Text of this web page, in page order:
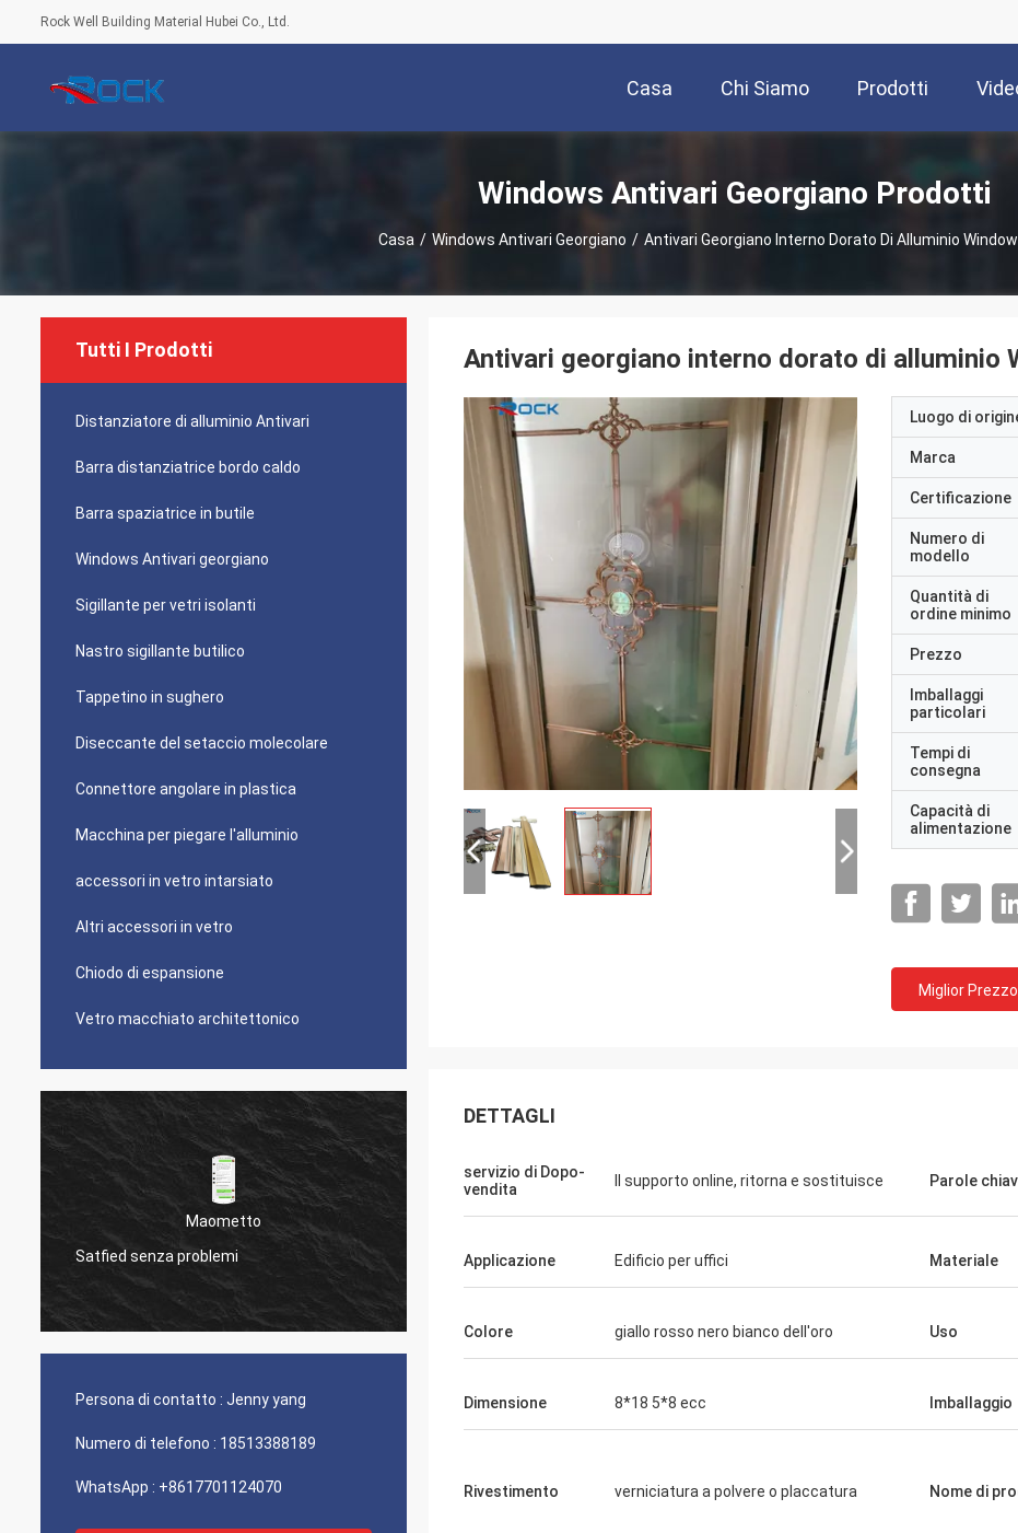
Rock Well Building Material Hubei Co., Ltd.
Casa Chi Siamo Prodotti
Windows Antivari Georgiano Prodotti
Casa / Windows Antivari Georgiano / Antivari Georgiano Interno Dorato Di Alluminio
Tutti I Prodotti
Distanziatore di alluminio Antivari
Barra distanziatrice bordo caldo
Barra spaziatrice in butile
Windows Antivari georgiano
Sigillante per vetri isolanti
Nastro sigillante butilico
Tappetino in sughero
Diseccante del setaccio molecolare
Connettore angolare in plastica
Macchina per piegare l'alluminio
accessori in vetro intarsiato
Altri accessori in vetro
Chiodo di espansione
Vetro macchiato architettonico
Maometto
Satfied senza problemi
Eric
Il tuo prodotto è perfetto
Persona di contatto : Jenny yang
Numero di telefono : 18513388189
WhatsApp : +8617701124070
Antivari georgiano interno dorato di alluminio
Luogo di
Marca
Certificazione
Numero di
modello
Quantità di
ordine minimo
Prezzo
Imballaggi
particolari
Tempi di
consegna
Capacità di
alimentazione
Miglior Prezzo
DETTAGLI
servizio di Dopo-
vendita
Il supporto online, ritorna e sostituisce Parole
Applicazione Edificio per uffici Materiale
Colore giallo rosso nero bianco dell'oro Uso
Dimensione 8*18 5*8 ecc Imballaggio
Rivestimento verniciatura a polvere o placcatura Nome di